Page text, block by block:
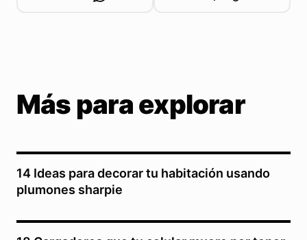
Más para explorar
14 Ideas para decorar tu habitación usando
plumones sharpie